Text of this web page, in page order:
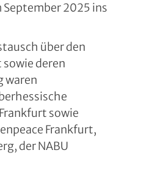
September 2025 ins
über den
deren
waren
sowie
Frankfurt,
der NABU